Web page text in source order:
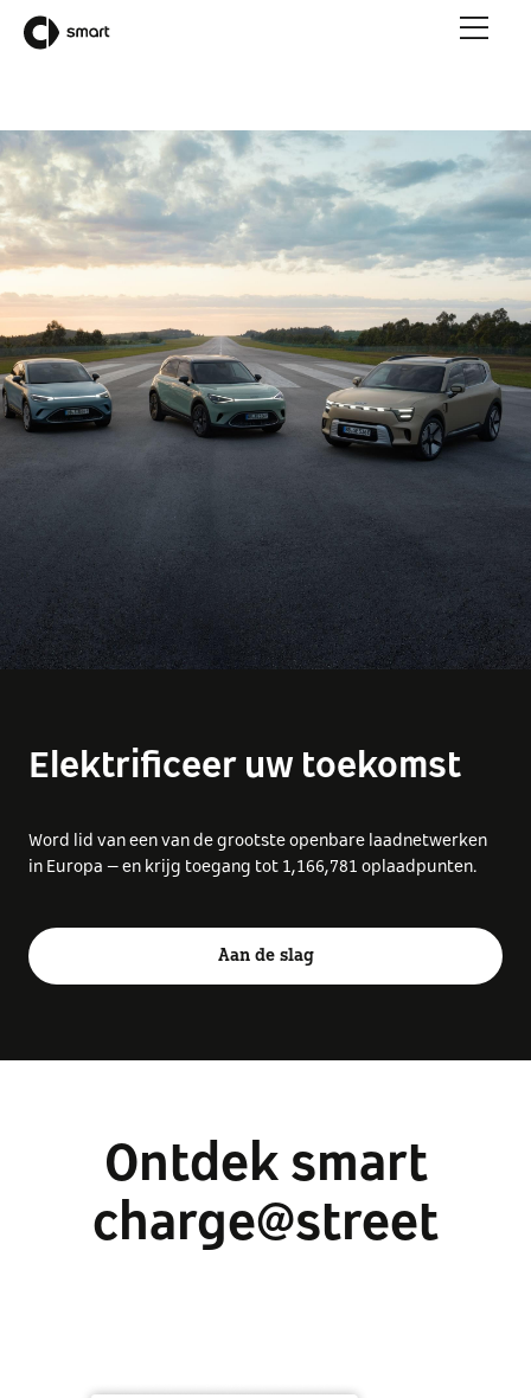
Elektrificeer uw toekomst
Word lid van een van de grootste openbare laadnetwerken
in Europa – en krijg toegang tot 1,166,781 oplaadpunten.
Aan de slag
Ontdek smart
charge@street